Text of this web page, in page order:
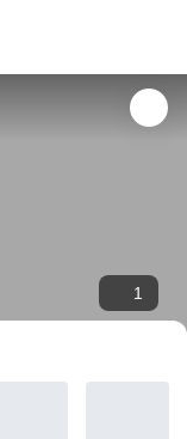
1